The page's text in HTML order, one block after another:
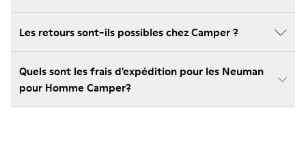
Les retours sont-ils possibles chez Camper ?
Quels sont les frais d'expédition pour les Neuman
pour Homme Camper?